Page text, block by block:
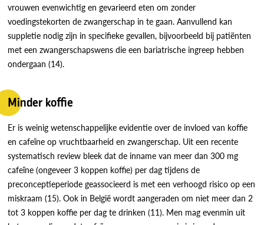
vrouwen evenwichtig en gevarieerd eten om zonder
voedingstekorten de zwangerschap in te gaan. Aanvullend kan
suppletie nodig zijn in specifieke gevallen, bijvoorbeeld bij patiënten
met een zwangerschapswens die een bariatrische ingreep hebben
ondergaan (14).
Minder koffie
Er is weinig wetenschappelijke evidentie over de invloed van koffie
en cafeïne op vruchtbaarheid en zwangerschap. Uit een recente
systematisch review bleek dat de inname van meer dan 300 mg
cafeïne (ongeveer 3 koppen koffie) per dag tijdens de
preconceptieperiode geassocieerd is met een verhoogd risico op een
miskraam (15). Ook in België wordt aangeraden om niet meer dan 2
tot 3 koppen koffie per dag te drinken (11). Men mag evenmin uit